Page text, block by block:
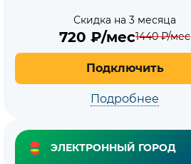
Скидка на 3 месяца
720 ₽/мес1440₽/мес
Подключить
Подробнее
ЭЛЕКТРОННЫЙ ГОРОД